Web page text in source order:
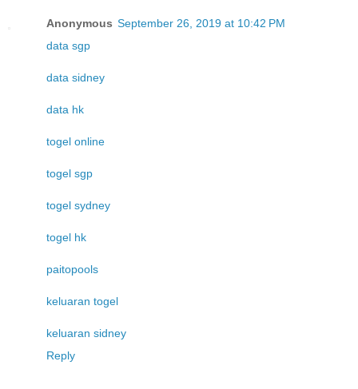
Anonymous September 26, 2019 at 10:42 PM
data sgp
data sidney
data hk
togel online
togel sgp
togel sydney
togel hk
paitopools
keluaran togel
keluaran sidney
Reply